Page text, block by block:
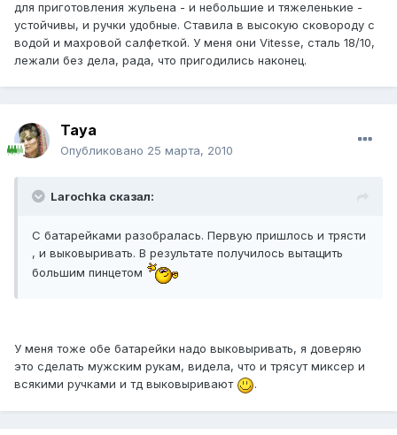
для приготовления жульена - и небольшие и тяжеленькие -
устойчивы, и ручки удобные. Ставила в высокую сковороду с
водой и махровой салфеткой. У меня они Vitesse, сталь 18/10,
лежали без дела, рада, что пригодились наконец.
Taya
Опубликовано 25 марта, 2010
Larochka сказал:
С батарейками разобралась. Первую пришлось и трясти
, и выковыривать. В результате получилось вытащить
большим пинцетом
У меня тоже обе батарейки надо выковыривать, я доверяю
это сделать мужским рукам, видела, что и трясут миксер и
всякими ручками и тд выковыривают
.